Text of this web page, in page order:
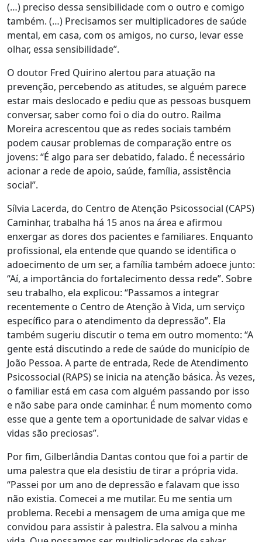
(…) preciso dessa sensibilidade com o outro e comigo
também. (…) Precisamos ser multiplicadores de saúde
mental, em casa, com os amigos, no curso, levar esse
olhar, essa sensibilidade”.
O doutor Fred Quirino alertou para atuação na
prevenção, percebendo as atitudes, se alguém parece
estar mais deslocado e pediu que as pessoas busquem
conversar, saber como foi o dia do outro. Railma
Moreira acrescentou que as redes sociais também
podem causar problemas de comparação entre os
jovens: “É algo para ser debatido, falado. É necessário
acionar a rede de apoio, saúde, família, assistência
social”.
Sílvia Lacerda, do Centro de Atenção Psicossocial (CAPS)
Caminhar, trabalha há 15 anos na área e afirmou
enxergar as dores dos pacientes e familiares. Enquanto
profissional, ela entende que quando se identifica o
adoecimento de um ser, a família também adoece junto:
“Aí, a importância do fortalecimento dessa rede”. Sobre
seu trabalho, ela explicou: “Passamos a integrar
recentemente o Centro de Atenção à Vida, um serviço
específico para o atendimento da depressão”. Ela
também sugeriu discutir o tema em outro momento: “A
gente está discutindo a rede de saúde do município de
João Pessoa. A parte de entrada, Rede de Atendimento
Psicossocial (RAPS) se inicia na atenção básica. Às vezes,
o familiar está em casa com alguém passando por isso
e não sabe para onde caminhar. É num momento como
esse que a gente tem a oportunidade de salvar vidas e
vidas são preciosas”.
Por fim, Gilberlândia Dantas contou que foi a partir de
uma palestra que ela desistiu de tirar a própria vida.
“Passei por um ano de depressão e falavam que isso
não existia. Comecei a me mutilar. Eu me sentia um
problema. Recebi a mensagem de uma amiga que me
convidou para assistir à palestra. Ela salvou a minha